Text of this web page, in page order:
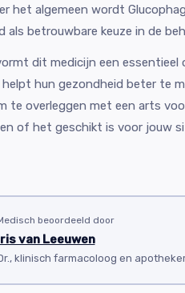
het algemeen wordt
als betrouwbare keuze in de
dit medicijn een essentieel
hun gezondheid beter te
te overleggen met een arts
of het geschikt is voor jouw
beoordeeld door
van Leeuwen
klinisch farmacoloog en